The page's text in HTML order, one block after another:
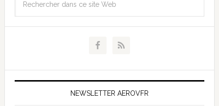
NEWSLETTER AEROVFR